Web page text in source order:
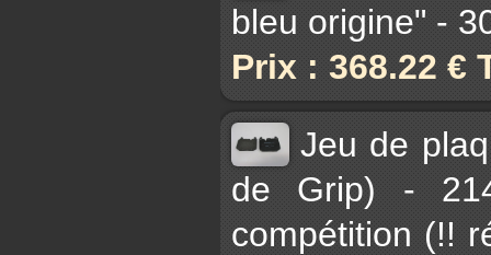
bleu origine" -
Prix : 368.22 €
Jeu de
de Grip) -
compétition (!!